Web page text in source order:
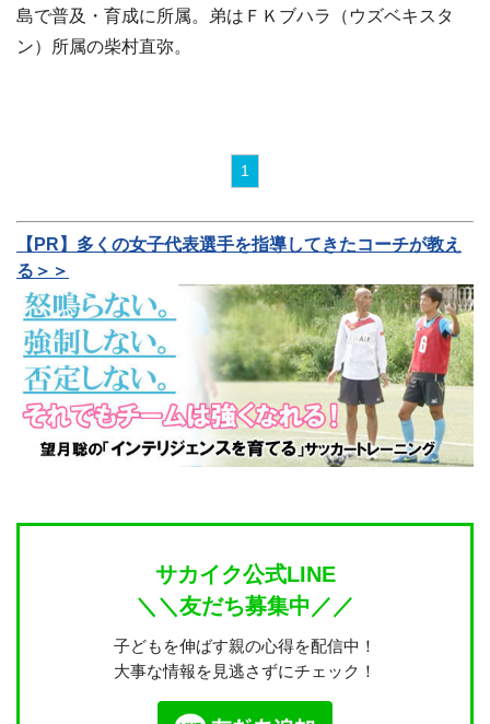
島で普及・育成に所属。弟はＦＫブハラ（ウズベキスタ
ン）所属の柴村直弥。
1
【PR】多くの女子代表選手を指導してきたコーチが教え
る＞＞
サカイク公式LINE
＼＼友だち募集中／／
子どもを伸ばす親の心得を配信中！
大事な情報を見逃さずにチェック！